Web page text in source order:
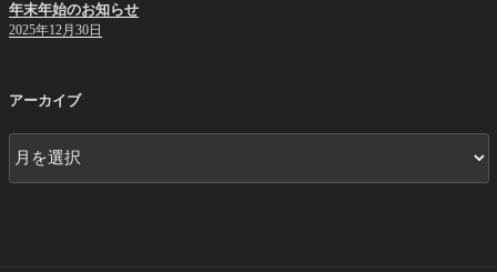
年末年始のお知らせ
2025年12月30日
アーカイブ